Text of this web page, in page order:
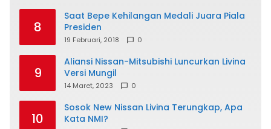
8
Saat Bepe Kehilangan Medali Juara Piala
Presiden
19 Februari, 2018 0
9
Aliansi Nissan-Mitsubishi Luncurkan Livina
Versi Mungil
14 Maret, 2023 0
10
Sosok New Nissan Livina Terungkap, Apa
Kata NMI?